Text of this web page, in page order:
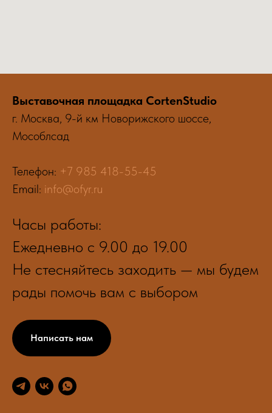
Выставочная площадка CortenStudio
г. Москва, 9-й км Новорижского шоссе,
Мособлсад
Телефон: +7 985 418-55-45
Email: info@ofyr.ru
Часы работы:
Ежедневно с 9.00 до 19.00
Не стесняйтесь заходить — мы будем
рады помочь вам с выбором
Написать нам